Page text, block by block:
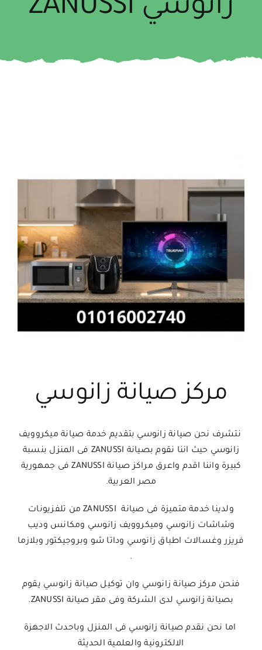
زانوسي ZANUSSI
مركز صيانة زانوسي
نتشرف نحن صيانة زانوسي بتقديم خدمة صيانة ميكروويف
زانوسي حيث اننا نقوم بصيانة ZANUSSI فى المنزل بنسبة
كبيرة واننا اقدم واعرق مراكز صيانة ZANUSSI فى جمهورية
مصر العربية.
ولدينا خدمة متميزة فى صيانة ZANUSSI من تلفزيونات
وشاشات زانوسي وميكروويف زانوسي ومكانس وديب
فريزر وغسالات اطباق زانوسي وداتا شو وبروجيكتور وبلازما
.
فنحن مركز صيانة زانوسي وان توكيل صيانة زانوسي يقوم
بصيانة زانوسي لدى الشركة وفى مقر صيانة ZANUSSI.
اما نحن نقدم صيانة زانوسي فى المنزل وباحدث الاجهزة
الالكترونية والعلمية الحديثة